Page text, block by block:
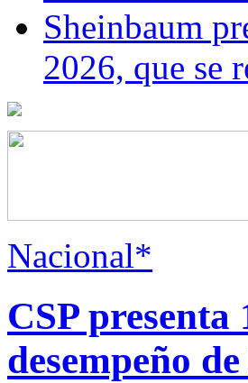
Sheinbaum
2026, que se
Nacional*
CSP
desempeño